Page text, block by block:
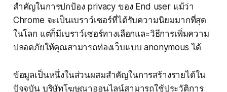
สำคัญในการปกป้อง privacy ของ End user แม้ว่า
Chrome จะเป็นเบราว์เซอร์ที่ได้รับความนิยมมากที่สุด
ในโลก แต่ก็มีเบราว์เซอร์ทางเลือกและวิธีการเพิ่มความ
ปลอดภัยให้คุณสามารถท่องเว็บแบบ anonymous ได้
ข้อมูลเป็นหนึ่งในส่วนผสมสำคัญในการสร้างรายได้ใน
ปัจจุบัน บริษัทโฆษณาออนไลน์สามารถใช้ประวัติการ